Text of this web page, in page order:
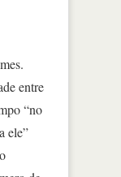
entre
“no
ele”